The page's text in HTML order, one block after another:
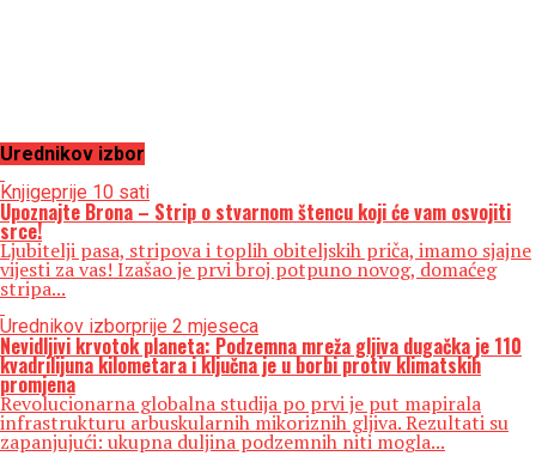
Urednikov izbor
Knjigeprije 10 sati
Upoznajte Brona – Strip o stvarnom štencu koji će vam osvojiti
srce!
Ljubitelji pasa, stripova i toplih obiteljskih priča, imamo sjajne
vijesti za vas! Izašao je prvi broj potpuno novog, domaćeg
stripa...
Urednikov izborprije 2 mjeseca
Nevidljivi krvotok planeta: Podzemna mreža gljiva dugačka je 110
kvadrilijuna kilometara i ključna je u borbi protiv klimatskih
promjena
Revolucionarna globalna studija po prvi je put mapirala
infrastrukturu arbuskularnih mikoriznih gljiva. Rezultati su
zapanjujući: ukupna duljina podzemnih niti mogla...